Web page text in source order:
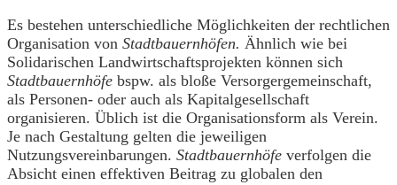
Es bestehen unterschiedliche Möglichkeiten der rechtlichen
Organisation von Stadtbauernhöfen. Ähnlich wie bei
Solidarischen Landwirtschaftsprojekten können sich
Stadtbauernhöfe bspw. als bloße Versorgergemeinschaft,
als Personen- oder auch als Kapitalgesellschaft
organisieren. Üblich ist die Organisationsform als Verein.
Je nach Gestaltung gelten die jeweiligen
Nutzungsvereinbarungen. Stadtbauernhöfe verfolgen die
Absicht einen effektiven Beitrag zu globalen den